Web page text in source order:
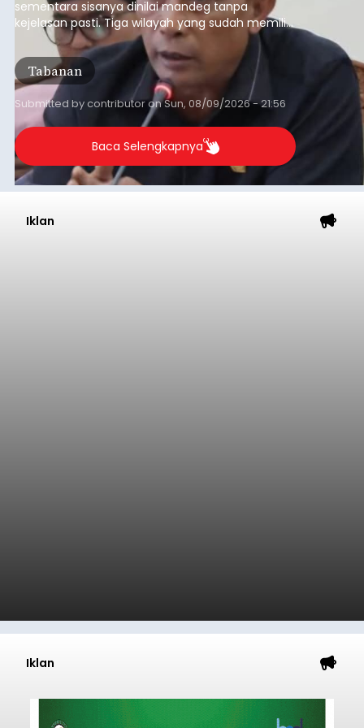
sementara sisanya dinilai mandeg tanpa
kejelasan pasti. Tiga wilayah yang sudah memiliki
RDTR tersebut meliputi Kecamatan Kediri,
Tabanan, dan Selemadeg Barat.
Tabanan
Submitted bycontributoronSun, 08/09/2026 - 21:56
Baca Selengkapnya
Iklan
Iklan